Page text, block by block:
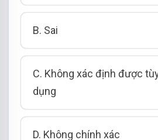
B. Sai
C. Không xác định được
dụng
D. Không chính xác